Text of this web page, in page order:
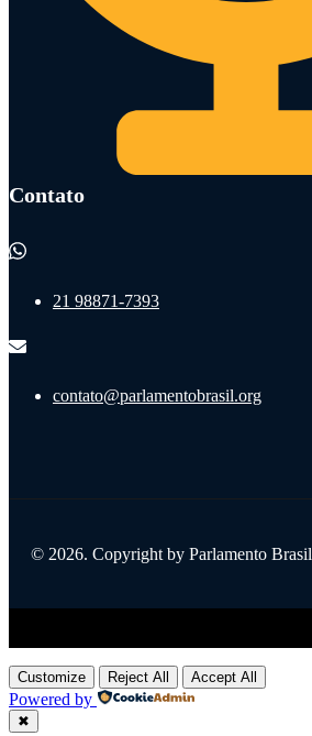
Contato
21 98871-7393
contato@parlamentobrasil.org
© 2026. Copyright by Parlamento Brasil
Customize Reject All Accept All
Powered by
✖